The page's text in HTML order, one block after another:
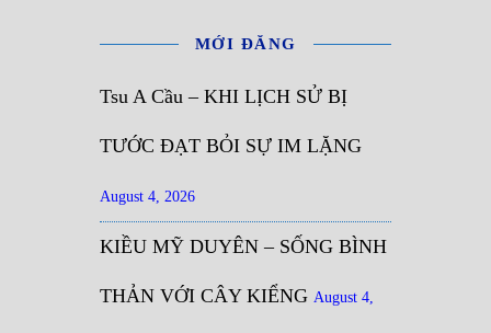
MỚI ĐĂNG
Tsu A Cầu – KHI LỊCH SỬ BỊ
TƯỚC ĐẠT BỎI SỰ IM LẶNG
August 4, 2026
KIỀU MỸ DUYÊN – SỐNG BÌNH
THẢN VỚI CÂY KIỂNG August 4,